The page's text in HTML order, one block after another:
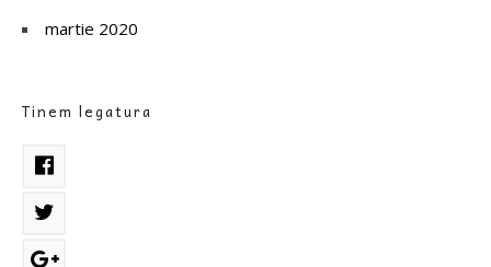
martie 2020
Tinem legatura